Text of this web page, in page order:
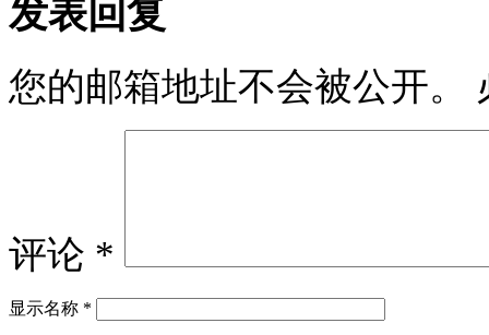
发表回复
您的邮箱地址不会被公开。
评论 *
显示名称 *